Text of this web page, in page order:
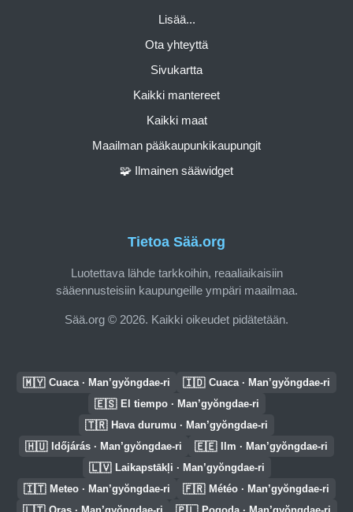
Tietoa Sää.org
Luotettava lähde tarkkoihin, reaaliaikaisiin
sääennusteisiin kaupungeille ympäri maailmaa.
Sää.org © 2026. Kaikki oikeudet pidätetään.
Lisää...
Ota yhteyttä
Sivukartta
Kaikki mantereet
Kaikki maat
Maailman pääkaupunkikaupungit
🧩 Ilmainen sääwidget
🇲🇾 Cuaca · Man’gyŏngdae-ri 🇮🇩 Cuaca · Man’gyŏngdae-ri
🇪🇸 El tiempo · Man’gyŏngdae-ri
🇹🇷 Hava durumu · Man’gyŏngdae-ri
🇭🇺 Időjárás · Man’gyŏngdae-ri 🇪🇪 Ilm · Man’gyŏngdae-ri
🇱🇻 Laikapstākļi · Man’gyŏngdae-ri
🇮🇹 Meteo · Man’gyŏngdae-ri 🇫🇷 Météo · Man’gyŏngdae-ri